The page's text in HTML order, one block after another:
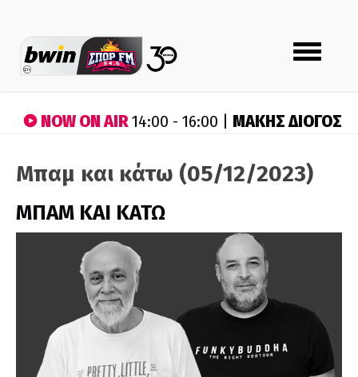
Toggle
navigation
NOW ON AIR14:00 - 16:00 | ΜΑΚΗΣ ΔΙΟΓΟΣ
Μπαμ και κάτω (05/12/2023)
ΜΠΑΜ ΚΑΙ ΚΑΤΩ